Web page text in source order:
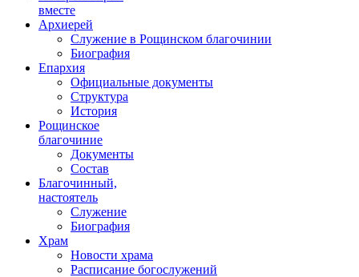
вместе
Архиерей
Служение в Рощинском благочинии
Биография
Епархия
Официальные документы
Структура
История
Рощинское
благочиние
Документы
Состав
Благочинный,
настоятель
Служение
Биография
Храм
Новости храма
Расписание богослужений